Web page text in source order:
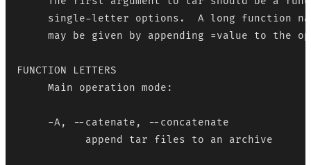
single-letter options.  A long function
may be given by appending =value to the
FUNCTION LETTERS
     Main operation mode:
     -A, --catenate, --concatenate
           append tar files to an archive